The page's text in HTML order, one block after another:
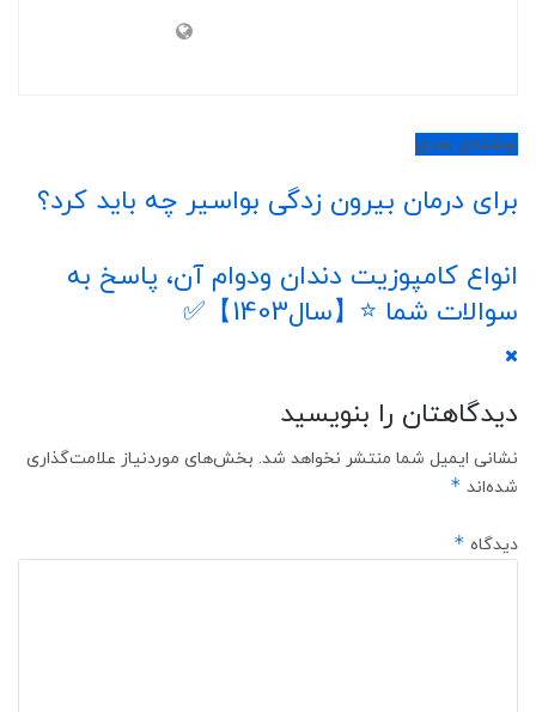
نوشته‌ی بعدی
برای درمان بیرون زدگی بواسیر چه باید کرد؟
انواع کامپوزیت دندان ودوام آن، پاسخ به
سوالات شما ⭐️【سال1403】✅
دیدگاهتان را بنویسید
نشانی ایمیل شما منتشر نخواهد شد. بخش‌های موردنیاز علامت‌گذاری
شده‌اند *
دیدگاه *